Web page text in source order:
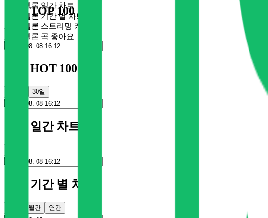
멜론 일간 차트
멜론 기간 별 차트
멜론 스트리밍 카드
멜론 곡 좋아요
멜론 TOP 100
멜론 HOT 100
30일
멜론 일간 차트
멜론 기간 별 차트
월간 연간